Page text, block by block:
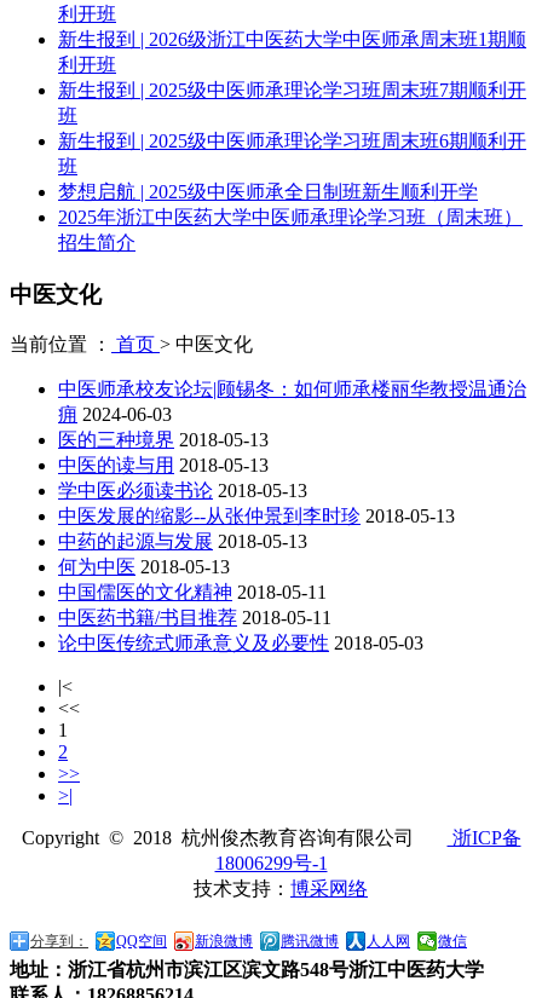
利开班
新生报到 | 2026级浙江中医药大学中医师承周末班1期顺
利开班
新生报到 | 2025级中医师承理论学习班周末班7期顺利开
班
新生报到 | 2025级中医师承理论学习班周末班6期顺利开
班
梦想启航 | 2025级中医师承全日制班新生顺利开学
2025年浙江中医药大学中医师承理论学习班（周末班）
招生简介
中医文化
当前位置 ： 首页 > 中医文化
中医师承校友论坛|顾锡冬：如何师承楼丽华教授温通治
痈 2024-06-03
医的三种境界 2018-05-13
中医的读与用 2018-05-13
学中医必须读书论 2018-05-13
中医发展的缩影--从张仲景到李时珍 2018-05-13
中药的起源与发展 2018-05-13
何为中医 2018-05-13
中国儒医的文化精神 2018-05-11
中医药书籍/书目推荐 2018-05-11
论中医传统式师承意义及必要性 2018-05-03
|<
<<
1
2
>>
>|
Copyright © 2018 杭州俊杰教育咨询有限公司
浙ICP备
18006299号-1
技术支持： 博采网络
分享到： QQ空间 新浪微博 腾讯微博 人人网 微信
地址：浙江省杭州市滨江区滨文路548号浙江中医药大学